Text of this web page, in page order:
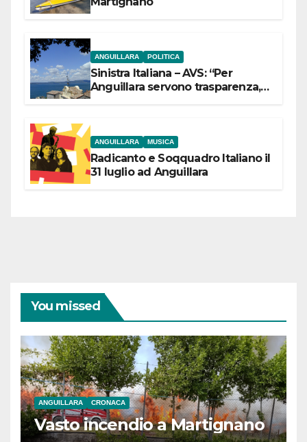
ANGUILLARA POLITICA
Sinistra Italiana – AVS: “Per
Anguillara servono trasparenza,
ANGUILLARA MUSICA
Radicanto e Soqquadro Italiano il
31 luglio ad Anguillara
You missed
ANGUILLARA CRONACA
Vasto incendio a Martignano